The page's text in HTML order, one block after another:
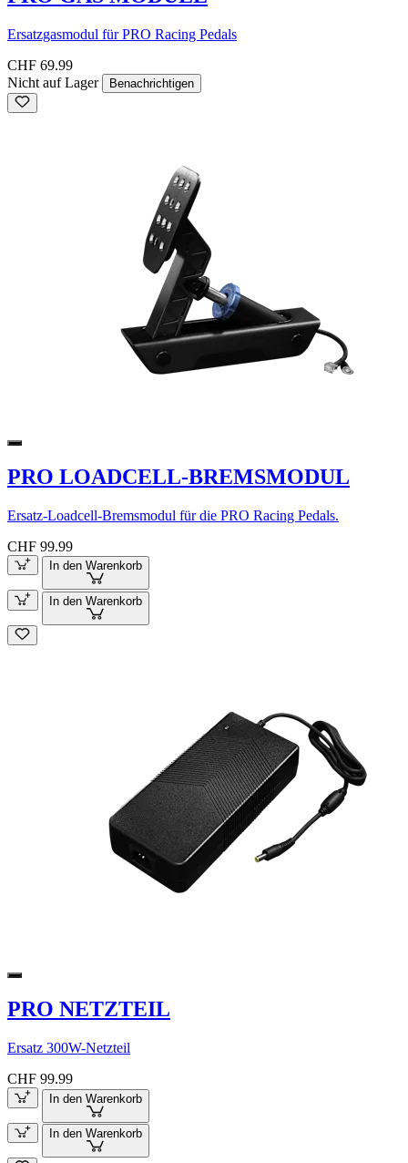
Ersatzgasmodul für PRO Racing Pedals
CHF 69.99
Nicht auf Lager
Benachrichtigen
PRO LOADCELL-BREMSMODUL
Ersatz-Loadcell-Bremsmodul für die PRO Racing Pedals.
CHF 99.99
In den Warenkorb
In den Warenkorb
PRO NETZTEIL
Ersatz 300W-Netzteil
CHF 99.99
In den Warenkorb
In den Warenkorb